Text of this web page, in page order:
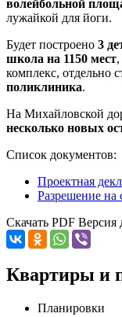
волейбольной
лужайкой для йоги.
Будет построено 3
школа на 1150 мест
комплекс, отдельно
поликлиника.
На Михайловской
несколько новых
Список документов:
Проектная
Разрешение на
Скачать PDF Версия
Квартиры и
Планировки